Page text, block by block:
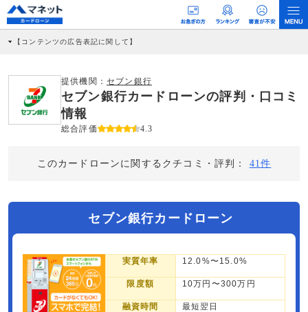
【コンテンツの広告表記に関して】
社に対して企業から紹介報酬が支払われるという収益モデルです。 ただし、特定の
商品を根拠なくPRするものではなく、当編集部の調査／ユーザーへの口コミ収集な
どに基づき、公平性を担保した情報提供を行っています。
>提携企業一覧
提供機関： セブン銀行
セブン銀行カードローンの評判・口コミ
情報
総合評価 4.3
このカードローンに関するクチコミ・評判： 41件
セブン銀行カードローン
実質年率 12.0%〜15.0%
限度額 10万円〜300万円
融資時間 最短翌日